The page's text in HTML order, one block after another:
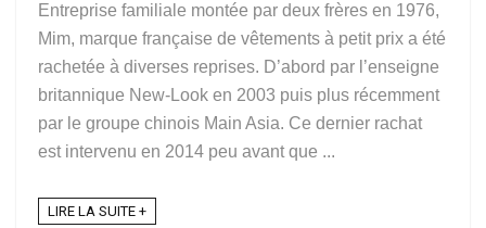
Entreprise familiale montée par deux frères en 1976,
Mim, marque française de vêtements à petit prix a été
rachetée à diverses reprises. D’abord par l’enseigne
britannique New-Look en 2003 puis plus récemment
par le groupe chinois Main Asia. Ce dernier rachat
est intervenu en 2014 peu avant que ...
LIRE LA SUITE +